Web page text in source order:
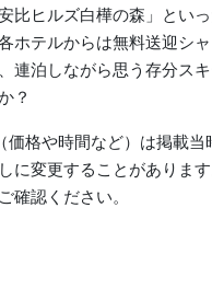
比ヒルズ白樺の森」とい
ホテルからは無料送迎シ
連泊しながら思う存分ス
？
価格や時間など）は掲載当
に変更することがありま
確認ください。